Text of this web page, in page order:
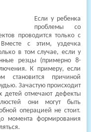
Если у ребенка
проблемы со
проводится только с
с этим, уздечка
в том случае, если у
резцы (примерно 8-
К примеру, если
становится причиной
Зачастую происходит
детей отмечают дефекты
они могут быть
операцией не стоит.
момента формирования